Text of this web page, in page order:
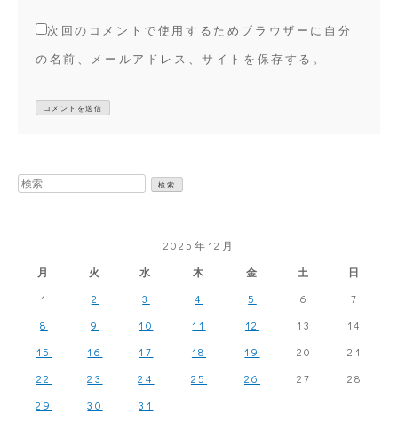
次回のコメントで使用するためブラウザーに自分
の名前、メールアドレス、サイトを保存する。
検
2025年12月
月
火 水 木 金 土 日
1 2 3 4 5 6
7
8
9 10 11 12 13
14
15
16 17 18 19 20
21
22
23 24 25 26 27
28
29
30 31